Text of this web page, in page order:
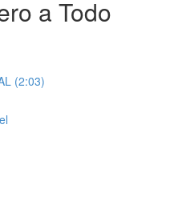
a Todo
(2:03)